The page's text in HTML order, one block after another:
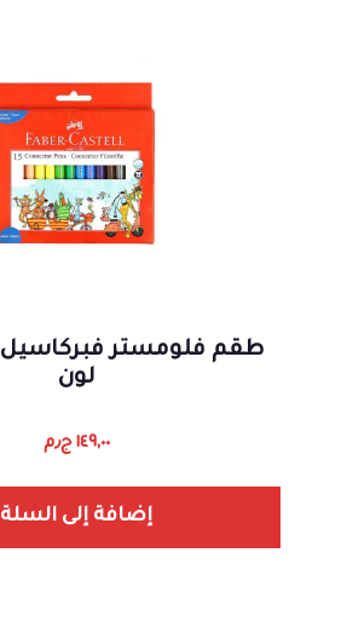
لون
١٤٩,٠٠ ج٫م
إضافة إلى السلة